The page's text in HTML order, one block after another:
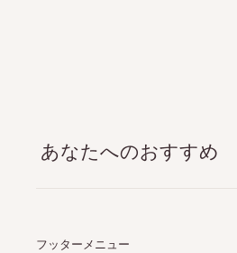
あなたへのおすすめ
フッターメニュー